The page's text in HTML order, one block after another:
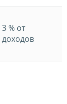
3 % от
доходов